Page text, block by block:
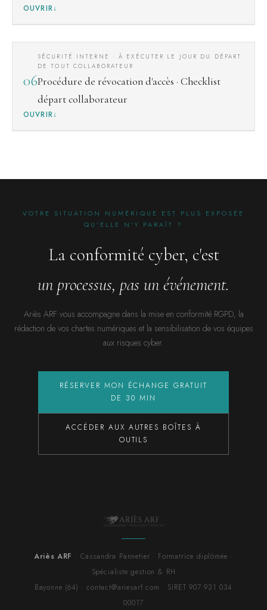
OUVRIR
06
SÉCURITÉ INTERNE · À EXÉCUTER LE JOUR DU DÉPART
DE TOUT COLLABORATEUR
Procédure de révocation d'accès · Checklist
départ collaborateur
OUVRIR
VOTRE SITUATION NUMÉRIQUE EST PLUS EXPOSÉE
QU'ELLE N'Y PARAÎT ?
La conformité cyber, c'est
un processus, pas un événement.
Ariès ARF vous accompagne dans la mise en conformité RGPD, la
rédaction de vos chartes numériques et la sensibilisation de vos équipes
aux risques cyber.
RÉSERVER MON ÉCHANGE GRATUIT
DE 30 MIN
ACCÉDER AUX AUTRES BOÎTES À
OUTILS
Ariès ARF · Cassandra Pannetier · Formatrice diplômée ·
Spécialiste gestion & RH
Bayonne (64) · contact@ariesarf.com · SIRET 907 931 034
00017